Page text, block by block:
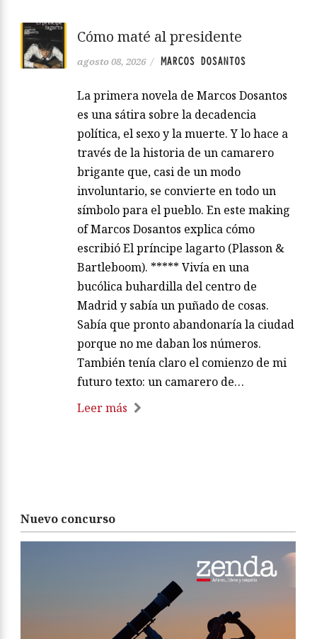
Cómo maté al presidente
agosto 08, 2026 / MARCOS DOSANTOS
La primera novela de Marcos Dosantos
es una sátira sobre la decadencia
política, el sexo y la muerte. Y lo hace a
través de la historia de un camarero
brigante que, casi de un modo
involuntario, se convierte en todo un
símbolo para el pueblo. En este making
of Marcos Dosantos explica cómo
escribió El príncipe lagarto (Plasson &
Bartleboom). ***** Vivía en una
bucólica buhardilla del centro de
Madrid y sabía un puñado de cosas.
Sabía que pronto abandonaría la ciudad
porque no me daban los números.
También tenía claro el comienzo de mi
futuro texto: un camarero de…
Leer más
Nuevo concurso